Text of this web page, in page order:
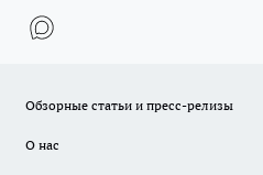
Обзорные статьи и пресс-релизы
О нас